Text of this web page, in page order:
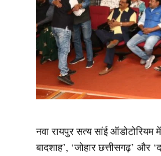
नवा रायपुर सत्य सांई
बादशाह’, ‘जोहार छत्तीसगढ़’ और